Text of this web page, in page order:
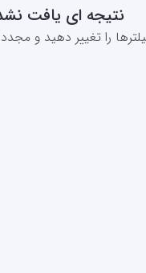
نتیجه ای یافت
را تغییر دهید و